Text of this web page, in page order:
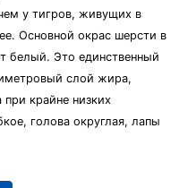
у тигров, живущих в
Основной окрас шерсти в
белый. Это единственный
слой жира,
крайне низких
голова округлая, лапы